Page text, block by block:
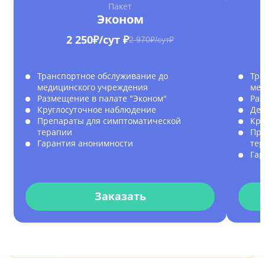
Пакет
Эконом
2 250₽/сут ₽2 970₽/сут₽
Транспортное обслуживание до
медицинского учреждения
Размещение в палате "Эконом"
Круглосуточное наблюдение
Препараты для симптоматической
терапии
Гарантия анонимности
Заказать